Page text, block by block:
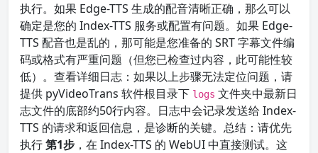
执行。如果 Edge-TTS 生成的配音清晰正确，那么可以
确定是您的 Index-TTS 服务或配置有问题。如果 Edge-
TTS 配音也是乱的，那可能是您准备的 SRT 字幕文件编
码或格式有严重问题（但您已检查过内容，此可能性较
低）。查看详细日志：如果以上步骤无法定位问题，请
提供 pyVideoTrans 软件根目录下 logs 文件夹中最新日
志文件的底部约50行内容。日志中会记录发送给 Index-
TTS 的请求和返回信息，是诊断的关键。总结：请优先
执行第1步 ，在 Index-TTS 的 WebUI 中直接测试。这